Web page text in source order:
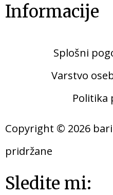
Informacije
Splošni
Varstvo
Politika
Copyright © 2026
pridržane
Sledite mi: